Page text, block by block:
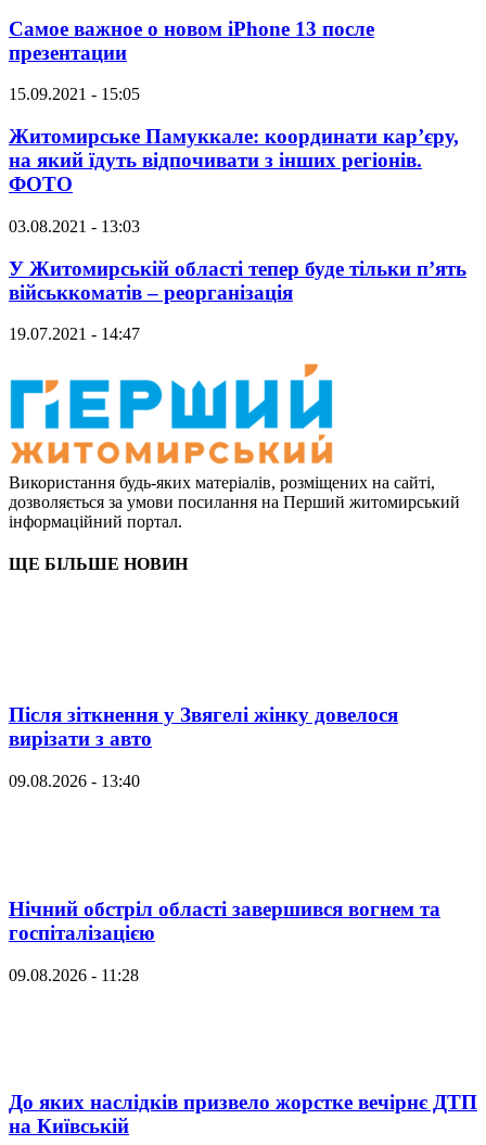
Самое важное о новом iPhone 13 после
презентации
15.09.2021 - 15:05
Житомирське Памуккале: координати кар’єру,
на який їдуть відпочивати з інших регіонів.
ФОТО
03.08.2021 - 13:03
У Житомирській області тепер буде тільки п’ять
військкоматів – реорганізація
19.07.2021 - 14:47
Використання будь-яких матеріалів, розміщених на сайті,
дозволяється за умови посилання на Перший житомирський
інформаційний портал.
ЩЕ БІЛЬШЕ НОВИН
Після зіткнення у Звягелі жінку довелося
вирізати з авто
09.08.2026 - 13:40
Нічний обстріл області завершився вогнем та
госпіталізацією
09.08.2026 - 11:28
До яких наслідків призвело жорстке вечірнє ДТП
на Київській